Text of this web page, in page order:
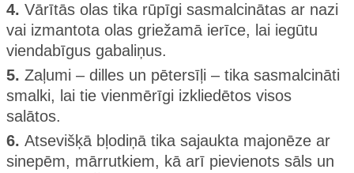
4. Vārītās olas tika rūpīgi sasmalcinātas ar nazi
vai izmantota olas griežamā ierīce, lai iegūtu
viendabīgus gabaliņus.
5. Zaļumi – dilles un pētersīļi – tika sasmalcināti
smalki, lai tie vienmērīgi izkliedētos visos
salātos.
6. Atsevišķā bļodiņā tika sajaukta majonēze ar
sinepēm, mārrutkiem, kā arī pievienots sāls un